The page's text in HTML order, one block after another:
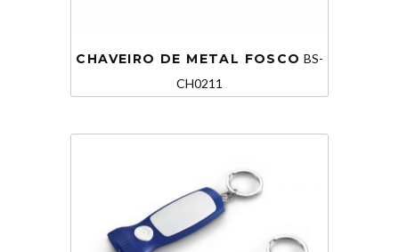
CHAVEIRO DE METAL FOSCO BS-
CH0211